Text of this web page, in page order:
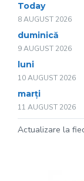
Today
8 AUGUST 2026
duminică
9 AUGUST 2026
luni
10 AUGUST 2026
marți
11 AUGUST 2026
Actualizare la